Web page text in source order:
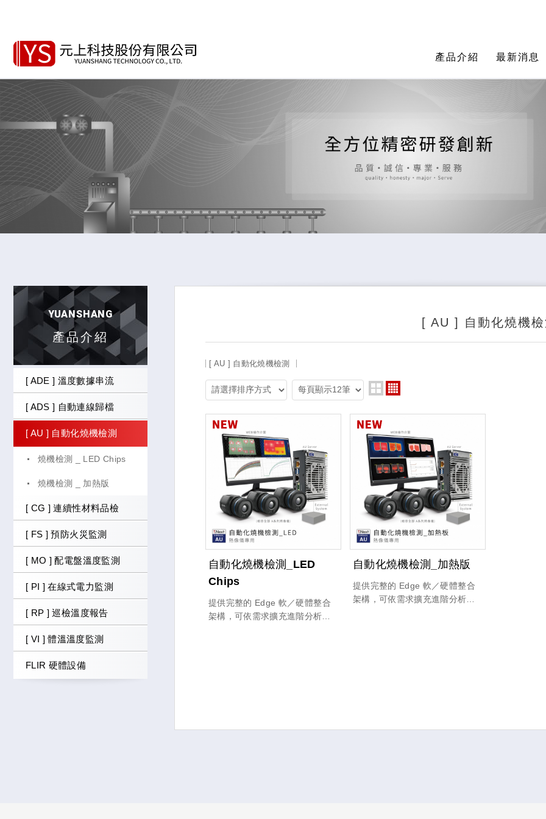
產品介紹 最新消息
YUANSHANG
產品介紹
[ ADE ] 溫度數據串流
[ ADS ] 自動連線歸檔
[ AU ] 自動化燒機檢測
燒機檢測 _ LED Chips
燒機檢測 _ 加熱版
[ CG ] 連續性材料品檢
[ FS ] 預防火災監測
[ MO ] 配電盤溫度監測
[ PI ] 在線式電力監測
[ RP ] 巡檢溫度報告
[ VI ] 體溫溫度監測
FLIR 硬體設備
[ AU ] 自動化燒機
[ AU ] 自動化燒機檢測
自動化燒機檢測_LED
Chips
提供完整的 Edge 軟／硬體整合
架構，可依需求擴充進階分析功
自動化燒機檢測_加熱版
提供完整的 Edge 軟／硬體整合
架構，可依需求擴充進階分析功